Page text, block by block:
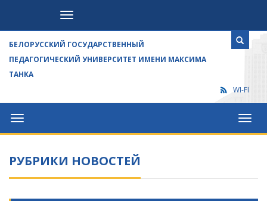
Посетителям
БЕЛОРУССКИЙ ГОСУДАРСТВЕННЫЙ
ПЕДАГОГИЧЕСКИЙ УНИВЕРСИТЕТ ИМЕНИ МАКСИМА
ТАНКА
WI-FI
Университет
РУБРИКИ НОВОСТЕЙ